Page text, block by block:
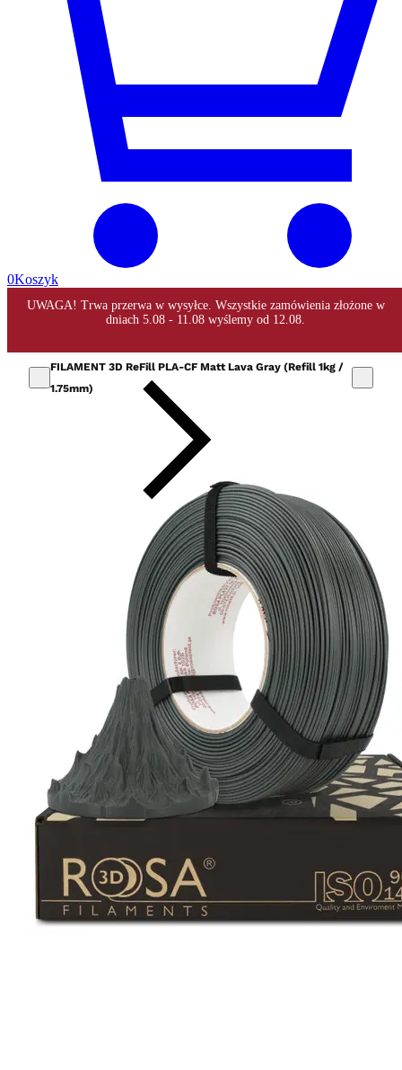
0Koszyk
FILAMENT 3D ReFill PLA-CF Matt Lava Gray (Refill 1kg /
1.75mm)